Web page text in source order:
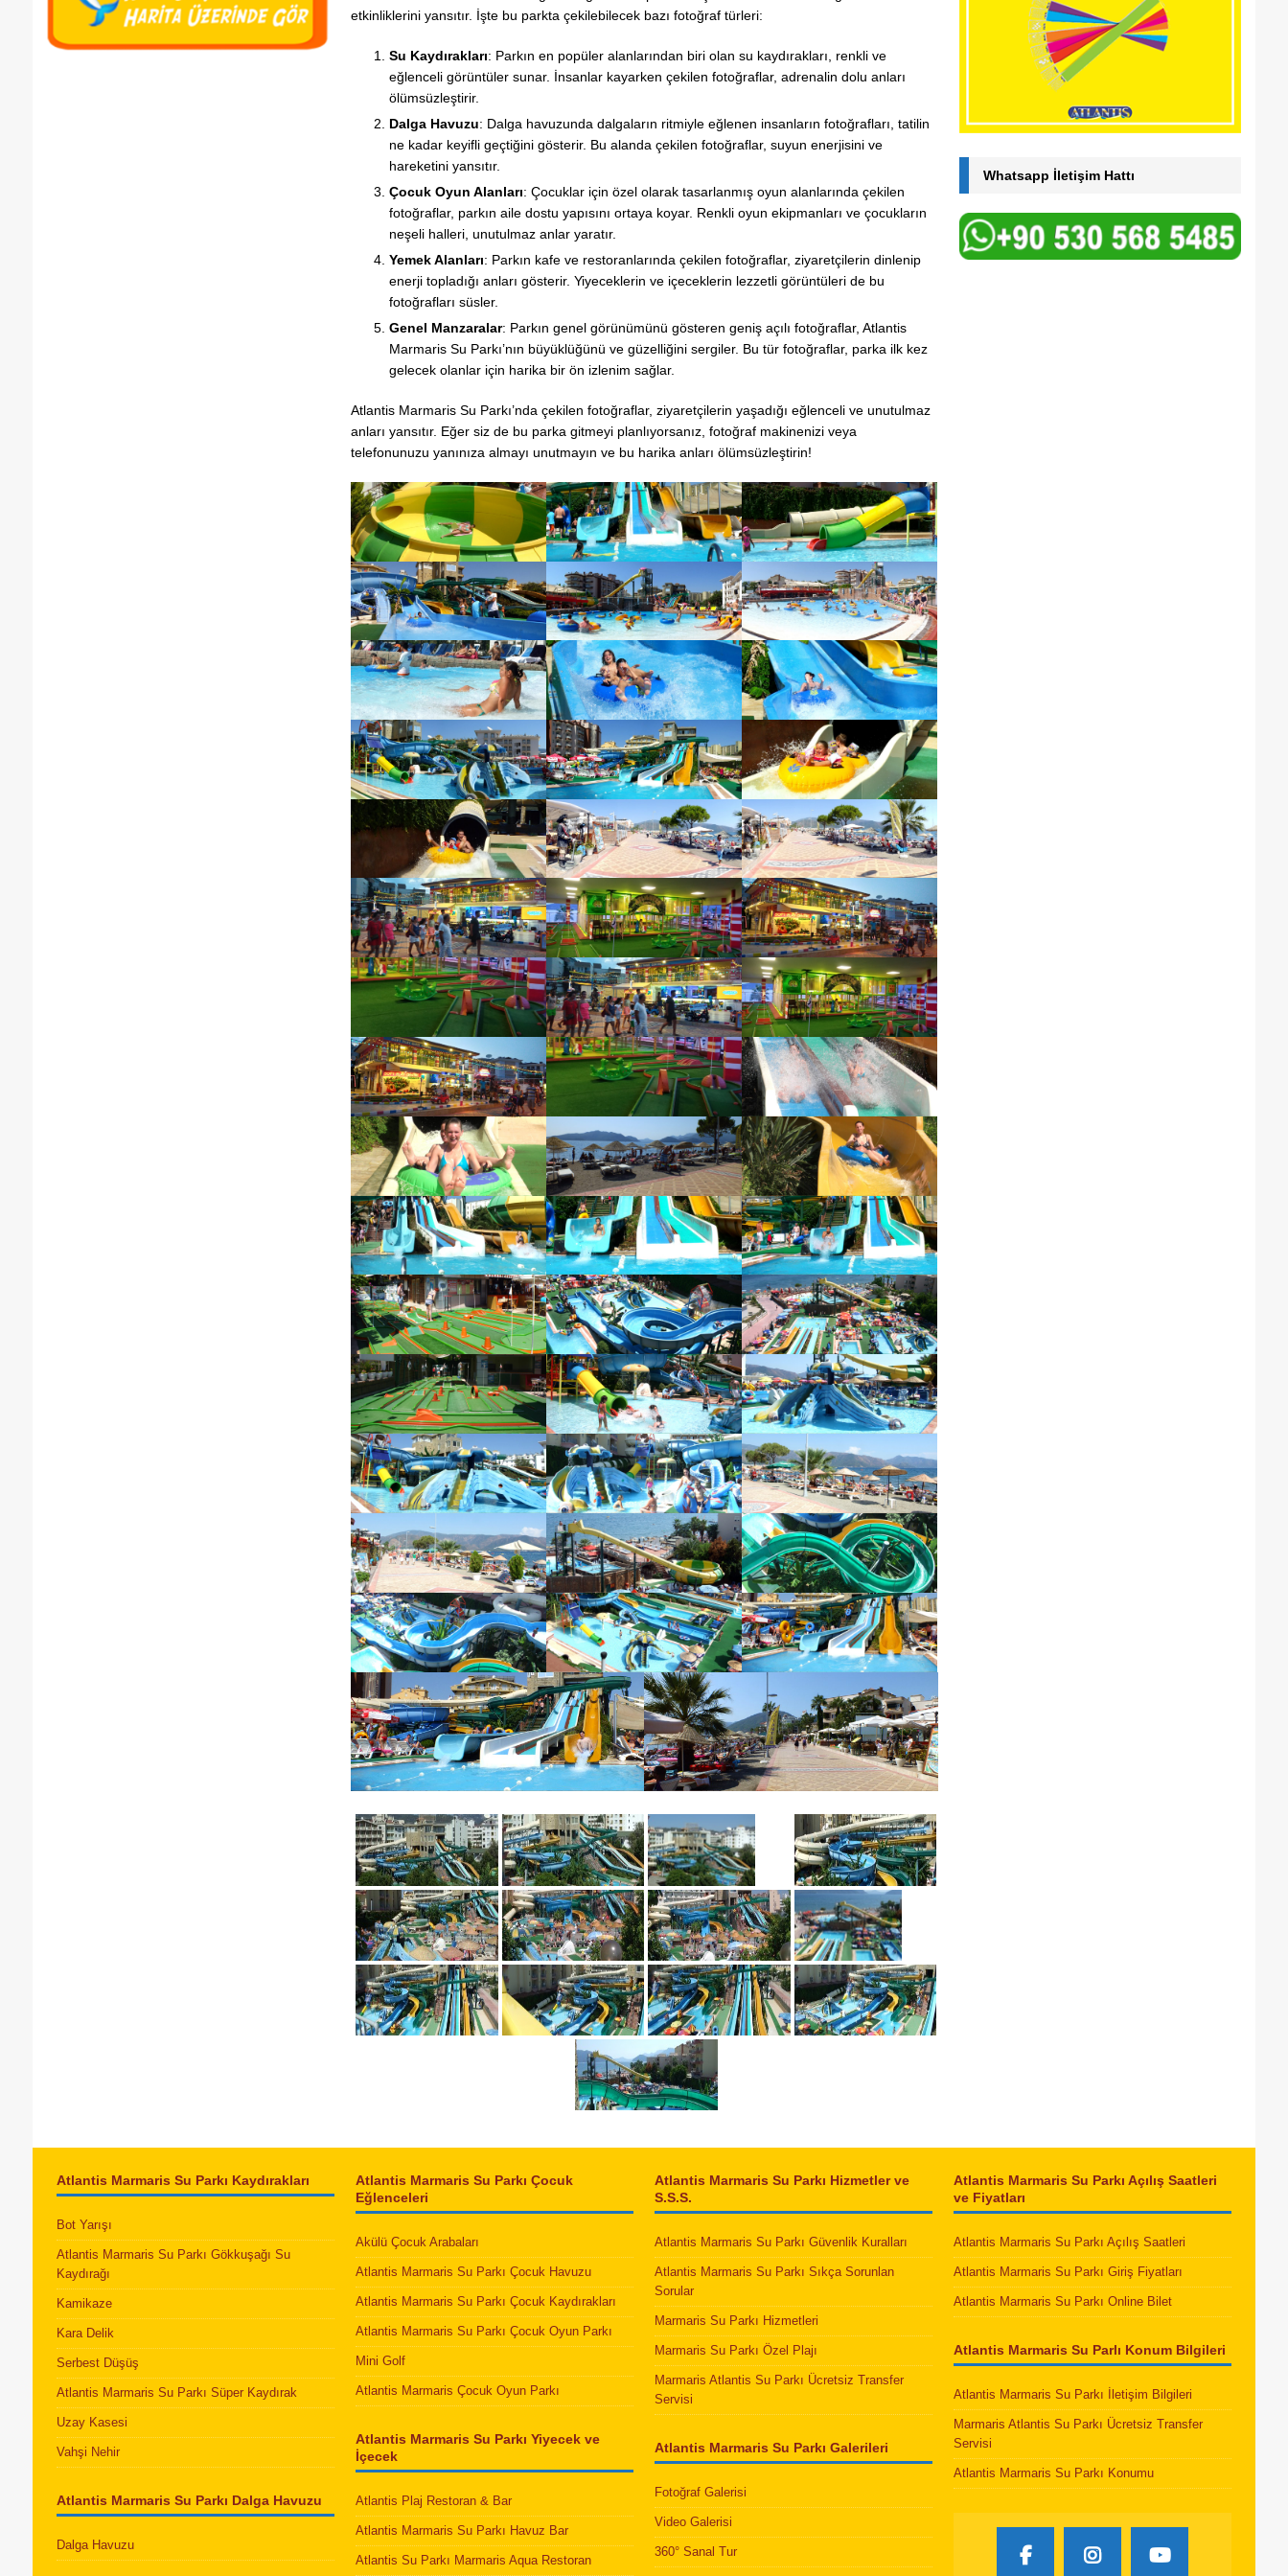
etkinliklerini yansıtır. İşte bu parkta çekilebilecek bazı fotoğraf türleri:
Su Kaydırakları: Parkın en popüler alanlarından biri olan su kaydırakları, renkli ve
eğlenceli görüntüler sunar. İnsanlar kayarken çekilen fotoğraflar, adrenalin dolu anları
ölümsüzleştirir.
Dalga Havuzu: Dalga havuzunda dalgaların ritmiyle eğlenen insanların fotoğrafları, tatilin
ne kadar keyifli geçtiğini gösterir. Bu alanda çekilen fotoğraflar, suyun enerjisini ve
hareketini yansıtır.
Çocuk Oyun Alanları: Çocuklar için özel olarak tasarlanmış oyun alanlarında çekilen
fotoğraflar, parkın aile dostu yapısını ortaya koyar. Renkli oyun ekipmanları ve çocukların
neşeli halleri, unutulmaz anlar yaratır.
Yemek Alanları: Parkın kafe ve restoranlarında çekilen fotoğraflar, ziyaretçilerin dinlenip
enerji topladığı anları gösterir. Yiyeceklerin ve içeceklerin lezzetli görüntüleri de bu
fotoğrafları süsler.
Genel Manzaralar: Parkın genel görünümünü gösteren geniş açılı fotoğraflar, Atlantis
Marmaris Su Parkı’nın büyüklüğünü ve güzelliğini sergiler. Bu tür fotoğraflar, parka ilk kez
gelecek olanlar için harika bir ön izlenim sağlar.
Atlantis Marmaris Su Parkı’nda çekilen fotoğraflar, ziyaretçilerin yaşadığı eğlenceli ve unutulmaz
anları yansıtır. Eğer siz de bu parka gitmeyi planlıyorsanız, fotoğraf makinenizi veya
telefonunuzu yanınıza almayı unutmayın ve bu harika anları ölümsüzleştirin!
Whatsapp İletişim Hattı
Atlantis Marmaris Su Parkı Kaydırakları
Bot Yarışı
Atlantis Marmaris Su Parkı Gökkuşağı Su
Kaydırağı
Kamikaze
Kara Delik
Serbest Düşüş
Atlantis Marmaris Su Parkı Süper Kaydırak
Uzay Kasesi
Vahşi Nehir
Atlantis Marmaris Su Parkı Dalga Havuzu
Dalga Havuzu
Atlantis Marmaris Su Parkı Çocuk
Eğlenceleri
Akülü Çocuk Arabaları
Atlantis Marmaris Su Parkı Çocuk Havuzu
Atlantis Marmaris Su Parkı Çocuk Kaydırakları
Atlantis Marmaris Su Parkı Çocuk Oyun Parkı
Mini Golf
Atlantis Marmaris Çocuk Oyun Parkı
Atlantis Marmaris Su Parkı Yiyecek ve
İçecek
Atlantis Plaj Restoran & Bar
Atlantis Marmaris Su Parkı Havuz Bar
Atlantis Su Parkı Marmaris Aqua Restoran
Atlantis Marmaris Su Parkı Hizmetler ve
S.S.S.
Atlantis Marmaris Su Parkı Güvenlik Kuralları
Atlantis Marmaris Su Parkı Sıkça Sorunlan
Sorular
Marmaris Su Parkı Hizmetleri
Marmaris Su Parkı Özel Plajı
Marmaris Atlantis Su Parkı Ücretsiz Transfer
Servisi
Atlantis Marmaris Su Parkı Galerileri
Fotoğraf Galerisi
Video Galerisi
360° Sanal Tur
Atlantis Marmaris Su Parkı Açılış Saatleri
ve Fiyatları
Atlantis Marmaris Su Parkı Açılış Saatleri
Atlantis Marmaris Su Parkı Giriş Fiyatları
Atlantis Marmaris Su Parkı Online Bilet
Atlantis Marmaris Su Parlı Konum Bilgileri
Atlantis Marmaris Su Parkı İletişim Bilgileri
Marmaris Atlantis Su Parkı Ücretsiz Transfer
Servisi
Atlantis Marmaris Su Parkı Konumu